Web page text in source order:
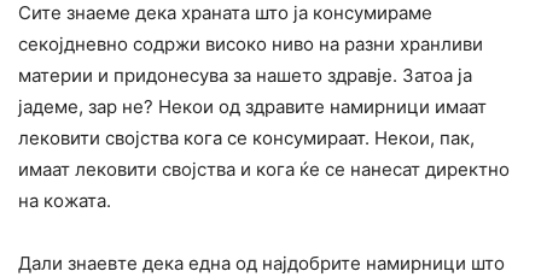
Сите знаеме дека храната што ја консумираме
секојдневно содржи високо ниво на разни хранливи
материи и придонесува за нашето здравје. Затоа ја
јадеме, зар не? Некои од здравите намирници имаат
лековити својства кога се консумираат. Некои, пак,
имаат лековити својства и кога ќе се нанесат директно
на кожата.
Дали знаевте дека една од најдобрите намирници што